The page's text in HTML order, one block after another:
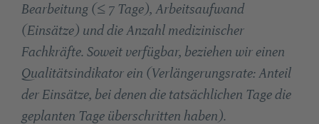
Bearbeitung (≤ 7 Tage), Arbeitsaufwand
(Einsätze) und die Anzahl medizinischer
Fachkräfte. Soweit verfügbar, beziehen wir einen
Qualitätsindikator ein (Verlängerungsrate: Anteil
der Einsätze, bei denen die tatsächlichen Tage die
geplanten Tage überschritten haben).